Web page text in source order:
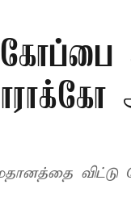
விட்டு